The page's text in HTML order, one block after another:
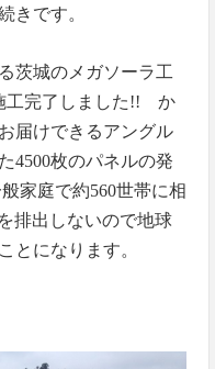
きです。
茨城のメガソーラ工
工完了しました!!
か
届けできるアングル
4500枚のパネルの発
家庭で約560世帯に相
を排出しないので地球
とになります。